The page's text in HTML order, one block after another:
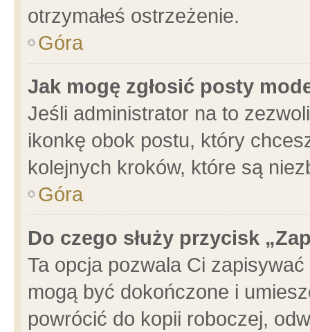
otrzymałeś ostrzeżenie.
Góra
Jak mogę zgłosić posty
Jeśli administrator na to
ikonkę obok postu, który
kolejnych kroków, które są
Góra
Do czego służy przycisk
Ta opcja pozwala Ci
mogą być dokończone i
powrócić do kopii roboczej,